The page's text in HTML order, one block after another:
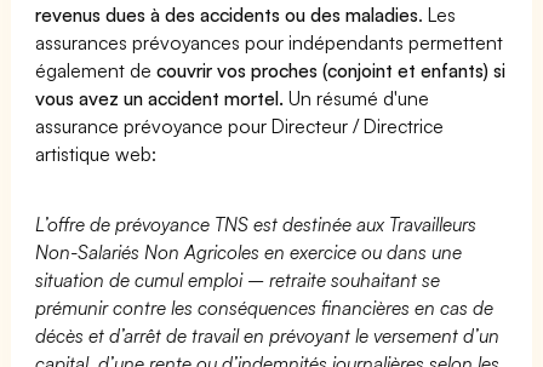
revenus dues à des accidents ou des maladies. Les
assurances prévoyances pour indépendants permettent
également decouvrir vos proches (conjoint et enfants) si
vous avez un accident mortel. Un résumé d'une
assurance prévoyance pour Directeur / Directrice
artistique web:
L’offre de prévoyance TNS est destinée aux Travailleurs
Non-Salariés Non Agricoles en exercice ou dans une
situation de cumul emploi – retraite souhaitant se
prémunir contre les conséquences financières en cas de
décès et d’arrêt de travail en prévoyant le versement d’un